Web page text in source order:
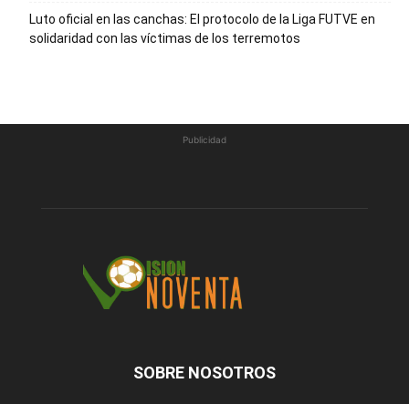
Luto oficial en las canchas: El protocolo de la Liga FUTVE en
solidaridad con las víctimas de los terremotos
Publicidad
SOBRE NOSOTROS